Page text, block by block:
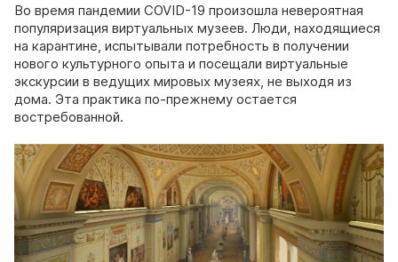
Во время пандемии COVID-19 произошла невероятная
популяризация виртуальных музеев. Люди, находящиеся
на карантине, испытывали потребность в получении
нового культурного опыта и посещали виртуальные
экскурсии в ведущих мировых музеях, не выходя из
дома. Эта практика по-прежнему остается
востребованной.